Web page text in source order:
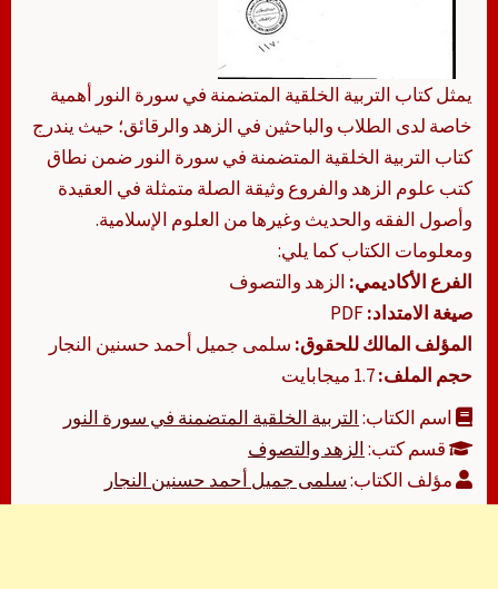
يمثل كتاب التربية الخلقية المتضمنة في سورة النور أهمية
خاصة لدى الطلاب والباحثين في الزهد والرقائق؛ حيث يندرج
كتاب التربية الخلقية المتضمنة في سورة النور ضمن نطاق
كتب علوم الزهد والفروع وثيقة الصلة متمثلة في العقيدة
وأصول الفقه والحديث وغيرها من العلوم الإسلامية.
ومعلومات الكتاب كما يلي:
الفرع الأكاديمي: الزهد والتصوف
صيغة الامتداد:
المؤلف المالك للحقوق: سلمى جميل أحمد حسنين النجار
حجم الملف:
اسم الكتاب:التربية الخلقية المتضمنة في سورة النور
قسم كتب:الزهد والتصوف
مؤلف الكتاب:سلمى جميل أحمد حسنين النجار